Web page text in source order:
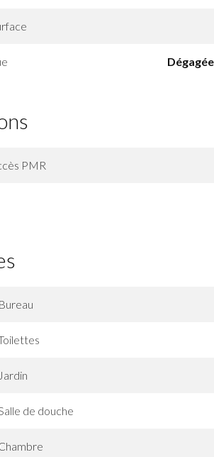
PMR
de douche